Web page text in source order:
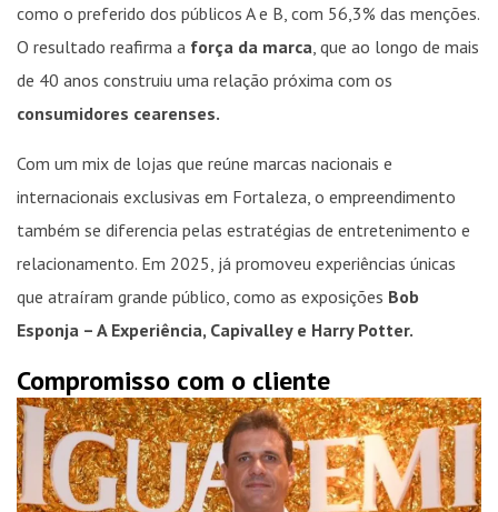
como o preferido dos públicos A e B, com 56,3% das menções.
O resultado reafirma a força da marca , que ao longo de mais
de 40 anos construiu uma relação próxima com os
consumidores cearenses.
Com um mix de lojas que reúne marcas nacionais e
internacionais exclusivas em Fortaleza, o empreendimento
também se diferencia pelas estratégias de entretenimento e
relacionamento. Em 2025, já promoveu experiências únicas
que atraíram grande público, como as exposições Bob
Esponja – A Experiência, Capivalley e Harry Potter.
Compromisso com o cliente